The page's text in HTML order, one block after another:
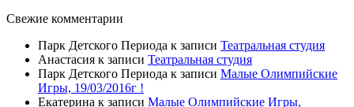
Свежие комментарии
Парк Детского Периода к записи Театральная студия
Анастасия к записи Театральная студия
Парк Детского Периода к записи Малые Олимпийские
Игры, 19/03/2016г !
Екатерина к записи Малые Олимпийские Игры,